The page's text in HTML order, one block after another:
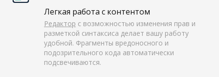
Легкая работа с контентом
Редактор с возможностью изменения прав и
разметкой синтаксиса делает вашу работу
удобной. Фрагменты вредоносного и
подозрительного кода автоматически
подсвечиваются.